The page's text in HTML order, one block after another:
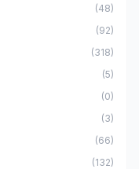
(48)
(92)
(318)
(5)
(0)
(3)
(66)
(132)